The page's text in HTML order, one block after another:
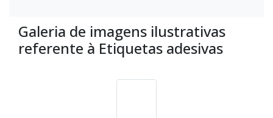
Galeria de imagens ilustrativas
referente à Etiquetas adesivas